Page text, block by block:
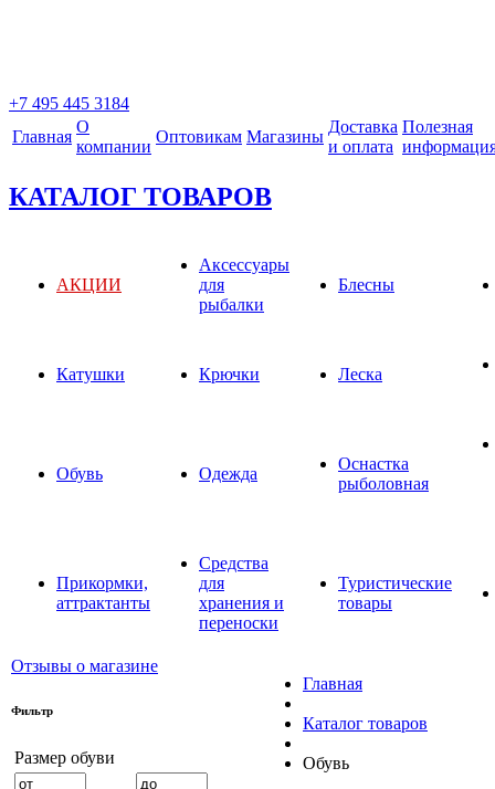
+7 495 445 3184
Главная
О
компании
Оптовикам Магазины
Доставка
и оплата
Полезная
КАТАЛОГ ТОВАРОВ
АКЦИИ
Аксессуары
для
рыбалки
Блесны
Катушки Крючки Леска
Обувь Одежда
Оснастка
рыболовная
Прикормки,
аттрактанты
Средства
для
хранения и
переноски
Туристические
товары
Отзывы о магазине
Фильтр
Размер обуви
Главная
Каталог товаров
Обувь